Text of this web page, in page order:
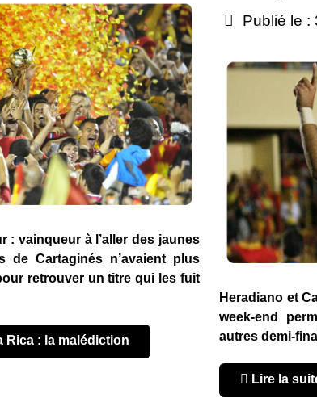
: vainqueur à l’aller des jaunes
de Cartaginés n’avaient plus
retrouver un titre qui les fuit
Rica : la malédiction
Publié le :
Heradiano et
week-end
autres demi-
Lire la